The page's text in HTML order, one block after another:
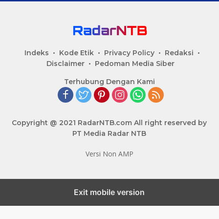
Indeks Kode Etik Privacy Policy
Redaksi
Disclaimer
Pedoman Media Siber
Terhubung Dengan Kami
Copyright @ 2021 RadarNTB.com All right reserved by
PT Media Radar NTB
Versi Non AMP
Exit mobile version